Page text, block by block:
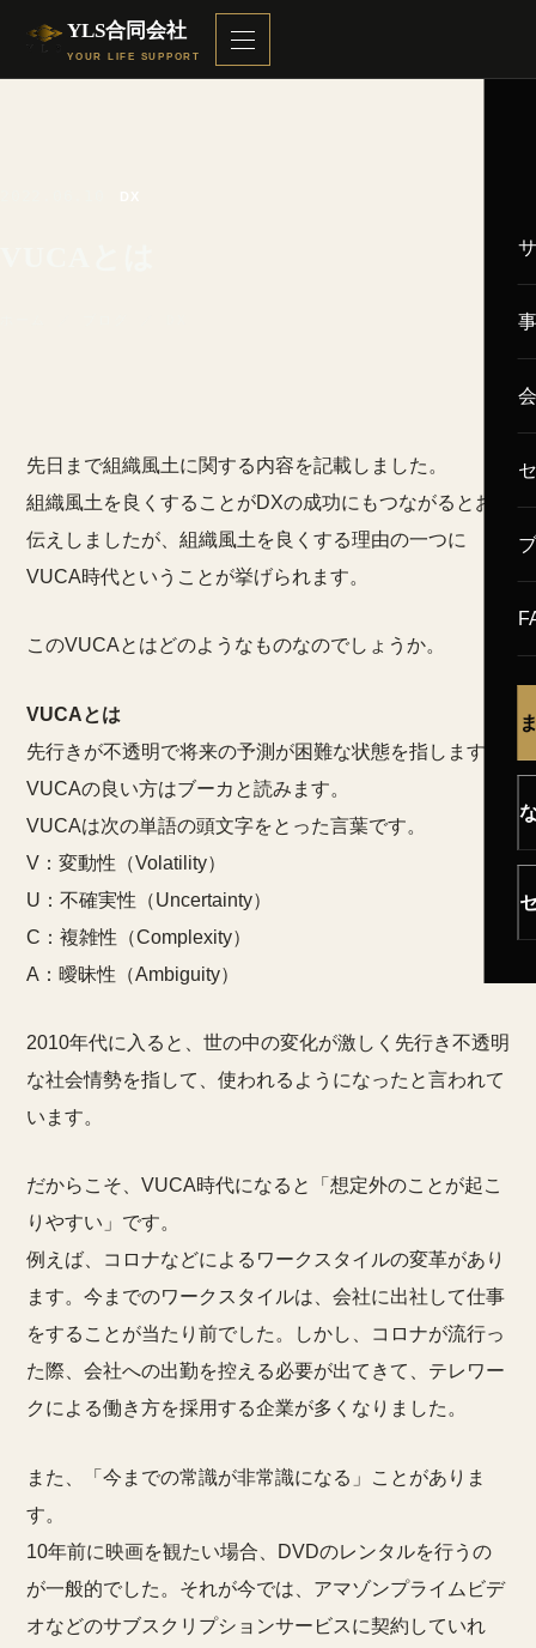
YLS合同会社
YOUR LIFE SUPPORT
先日まで組織風土に関する内容を記載しました。
組織風土を良くすることがDXの成功にもつながるとお
伝えしましたが、組織風土を良くする理由の一つに
VUCA時代ということが挙げられます。
このVUCAとはどのようなものなのでしょうか。
VUCAとは
先行きが不透明で将来の予測が困難な状態を指します。
VUCAの良い方はブーカと読みます。
VUCAは次の単語の頭文字をとった言葉です。
V：変動性（Volatility）
U：不確実性（Uncertainty）
C：複雑性（Complexity）
A：曖昧性（Ambiguity）
2010年代に入ると、世の中の変化が激しく先行き不透明
な社会情勢を指して、使われるようになったと言われて
います。
だからこそ、VUCA時代になると「想定外のことが起こ
りやすい」です。
例えば、コロナなどによるワークスタイルの変革があり
ます。今までのワークスタイルは、会社に出社して仕事
をすることが当たり前でした。しかし、コロナが流行っ
た際、会社への出勤を控える必要が出てきて、テレワー
クによる働き方を採用する企業が多くなりました。
また、「今までの常識が非常識になる」ことがありま
す。
10年前に映画を観たい場合、DVDのレンタルを行うの
が一般的でした。それが今では、アマゾンプライムビデ
オなどのサブスクリプションサービスに契約していれ